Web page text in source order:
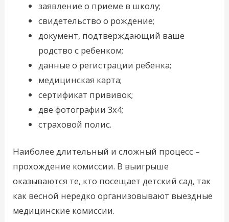
заявление о приеме в школу;
свидетельство о рождение;
документ, подтверждающий ваше
родство с ребенком;
данные о регистрации ребенка;
медицинская карта;
сертификат прививок;
две фотографии 3х4;
страховой полис.
Наиболее длительный и сложный процесс –
прохождение комиссии. В выигрыше
оказываются те, кто посещает детский сад, так
как весной нередко организовывают выездные
медицинские комиссии.